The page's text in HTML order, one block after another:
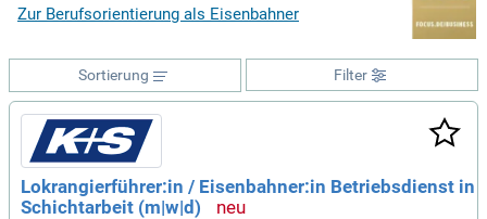
Zur Berufsorientierung als Eisenbahner
Filter
Sortierung
Lokrangierführer:in / Eisenbahner:in Betriebsdienst in
Schichtarbeit (m|w|d)